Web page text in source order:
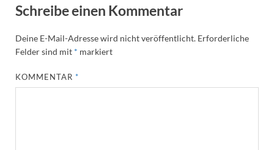
Schreibe einen Kommentar
Deine E-Mail-Adresse wird nicht veröffentlicht. Erforderliche
Felder sind mit * markiert
KOMMENTAR*